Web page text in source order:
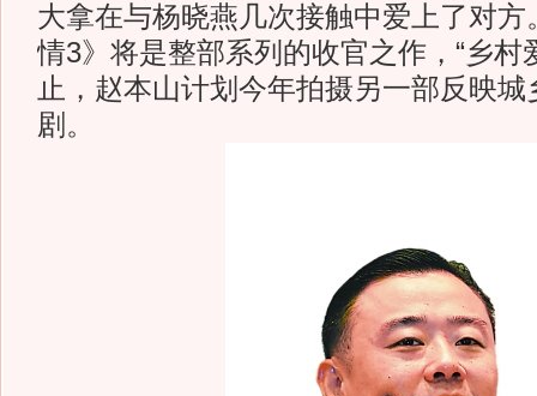
大拿在与杨晓燕几次接触中爱上了对方
情3》将是整部系列的收官之作，“乡村
止，赵本山计划今年拍摄另一部反映
剧。